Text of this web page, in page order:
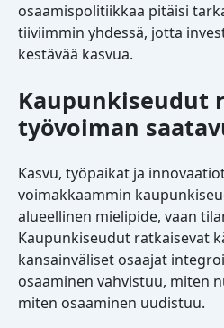
osaamispolitiikkaa pitäisi
tiiviimmin yhdessä, jotta
kestävää kasvua.
Kaupunkiseudut
työvoiman
Kasvu, työpaikat ja
voimakkaammin
alueellinen mielipide, vaan
Kaupunkiseudut ratkaisevat
kansainväliset osaajat
osaaminen vahvistuu, miten
miten osaaminen uudistuu.